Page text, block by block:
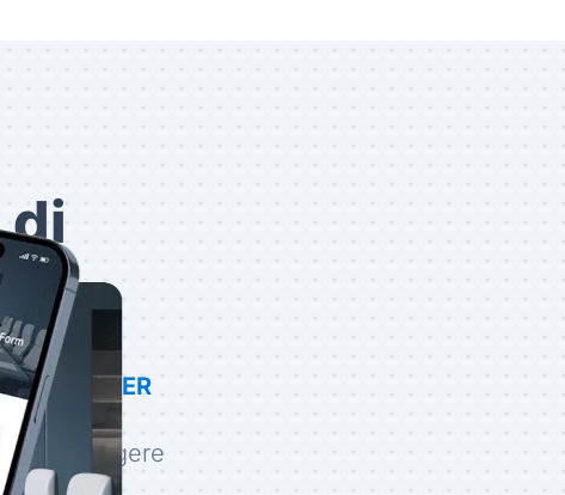
TIGER
a raggiungere